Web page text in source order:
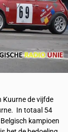
Kuurne de vijfde
In totaal 54
kampioen